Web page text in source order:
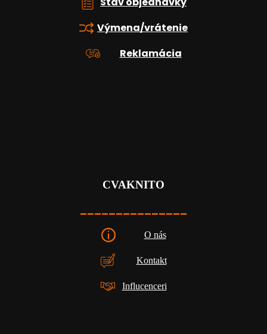
Výmena/vrátenie
Reklamácia
CVAKNITO
_______________
O nás
Kontakt
Influcenceri